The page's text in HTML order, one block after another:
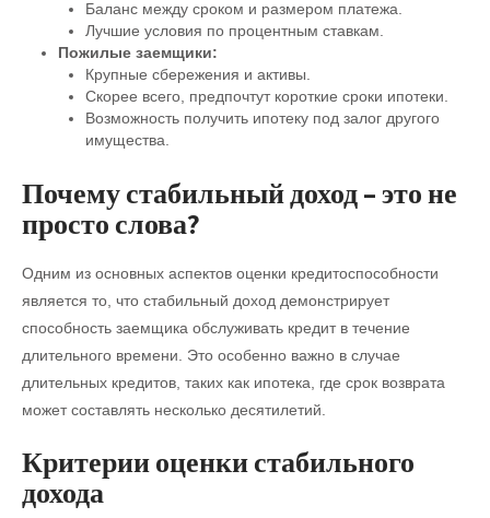
Баланс между сроком и размером платежа.
Лучшие условия по процентным ставкам.
Пожилые заемщики:
Крупные сбережения и активы.
Скорее всего, предпочтут короткие сроки ипотеки.
Возможность получить ипотеку под залог другого
имущества.
Почему стабильный доход – это не
просто слова?
Одним из основных аспектов оценки кредитоспособности
является то, что стабильный доход демонстрирует
способность заемщика обслуживать кредит в течение
длительного времени. Это особенно важно в случае
длительных кредитов, таких как ипотека, где срок возврата
может составлять несколько десятилетий.
Критерии оценки стабильного
дохода